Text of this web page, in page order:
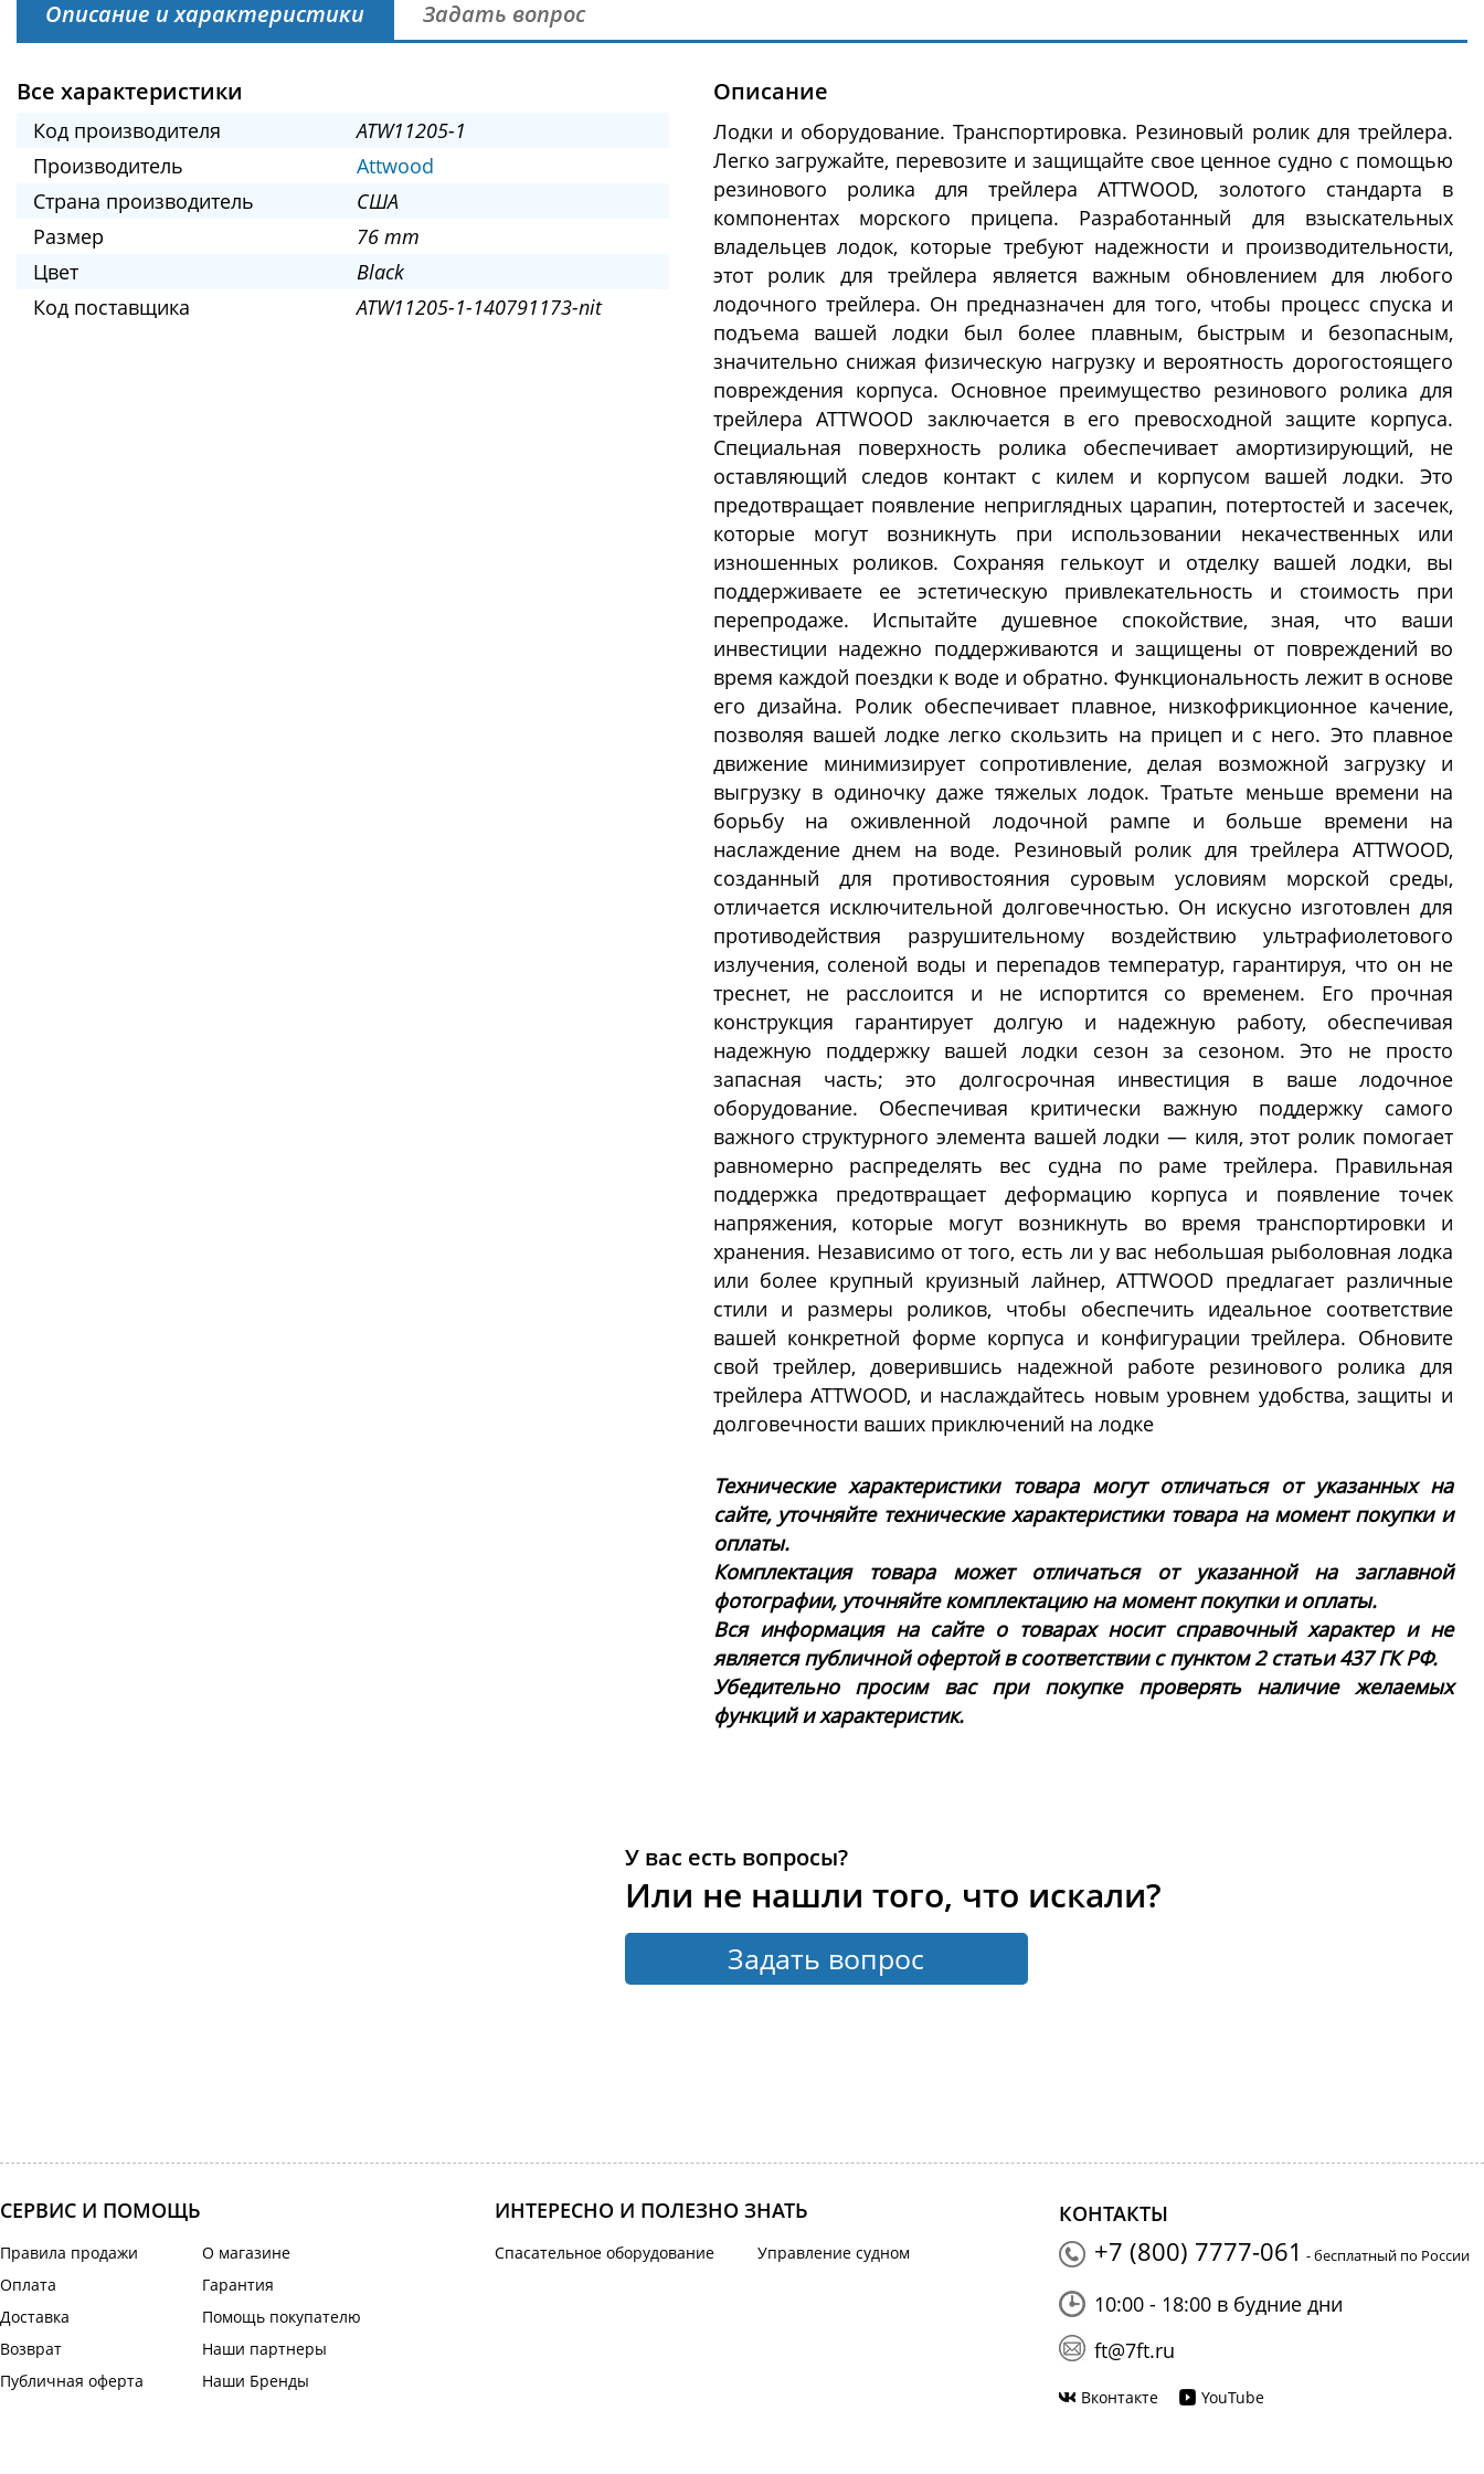
Описание и характеристики Задать вопрос
Все характеристики
Код производителя
ATW11205-1
Производитель
Attwood
Страна производитель
США
Размер
76 mm
Цвет
Black
Код поставщика
ATW11205-1-140791173-nit
Описание
Лодки и оборудование. Транспортировка. Резиновый ролик для трейлера.
Легко загружайте, перевозите и защищайте свое ценное судно с помощью
резинового ролика для трейлера ATTWOOD, золотого стандарта в
компонентах морского прицепа. Разработанный для взыскательных
владельцев лодок, которые требуют надежности и производительности,
этот ролик для трейлера является важным обновлением для любого
лодочного трейлера. Он предназначен для того, чтобы процесс спуска и
подъема вашей лодки был более плавным, быстрым и безопасным,
значительно снижая физическую нагрузку и вероятность дорогостоящего
повреждения корпуса. Основное преимущество резинового ролика для
трейлера ATTWOOD заключается в его превосходной защите корпуса.
Специальная поверхность ролика обеспечивает амортизирующий, не
оставляющий следов контакт с килем и корпусом вашей лодки. Это
предотвращает появление неприглядных царапин, потертостей и засечек,
которые могут возникнуть при использовании некачественных или
изношенных роликов. Сохраняя гелькоут и отделку вашей лодки, вы
поддерживаете ее эстетическую привлекательность и стоимость при
перепродаже. Испытайте душевное спокойствие, зная, что ваши
инвестиции надежно поддерживаются и защищены от повреждений во
время каждой поездки к воде и обратно. Функциональность лежит в основе
его дизайна. Ролик обеспечивает плавное, низкофрикционное качение,
позволяя вашей лодке легко скользить на прицеп и с него. Это плавное
движение минимизирует сопротивление, делая возможной загрузку и
выгрузку в одиночку даже тяжелых лодок. Тратьте меньше времени на
борьбу на оживленной лодочной рампе и больше времени на
наслаждение днем на воде. Резиновый ролик для трейлера ATTWOOD,
созданный для противостояния суровым условиям морской среды,
отличается исключительной долговечностью. Он искусно изготовлен для
противодействия разрушительному воздействию ультрафиолетового
излучения, соленой воды и перепадов температур, гарантируя, что он не
треснет, не расслоится и не испортится со временем. Его прочная
конструкция гарантирует долгую и надежную работу, обеспечивая
надежную поддержку вашей лодки сезон за сезоном. Это не просто
запасная часть; это долгосрочная инвестиция в ваше лодочное
оборудование. Обеспечивая критически важную поддержку самого
важного структурного элемента вашей лодки — киля, этот ролик помогает
равномерно распределять вес судна по раме трейлера. Правильная
поддержка предотвращает деформацию корпуса и появление точек
напряжения, которые могут возникнуть во время транспортировки и
хранения. Независимо от того, есть ли у вас небольшая рыболовная лодка
или более крупный круизный лайнер, ATTWOOD предлагает различные
стили и размеры роликов, чтобы обеспечить идеальное соответствие
вашей конкретной форме корпуса и конфигурации трейлера. Обновите
свой трейлер, доверившись надежной работе резинового ролика для
трейлера ATTWOOD, и наслаждайтесь новым уровнем удобства, защиты и
долговечности ваших приключений на лодке
Технические характеристики товара могут отличаться от указанных на
сайте, уточняйте технические характеристики товара на момент покупки и
оплаты.
Комплектация товара может отличаться от указанной на заглавной
фотографии, уточняйте комплектацию на момент покупки и оплаты.
Вся информация на сайте о товарах носит справочный характер и не
является публичной офертой в соответствии с пунктом 2 статьи 437 ГК РФ.
Убедительно просим вас при покупке проверять наличие желаемых
функций и характеристик.
У вас есть вопросы?
Или не нашли того, что искали?
Задать вопрос
СЕРВИС И ПОМОЩЬ
Правила продажи
Оплата
Доставка
Возврат
Публичная оферта
О магазине
Гарантия
Помощь покупателю
Наши партнеры
Наши Бренды
ИНТЕРЕСНО И ПОЛЕЗНО ЗНАТЬ
Спасательное оборудование Управление судном
КОНТАКТЫ
+7 (800) 7777-061 - бесплатный по России
10:00 - 18:00 в будние дни
ft@7ft.ru
Вконтакте YouTube